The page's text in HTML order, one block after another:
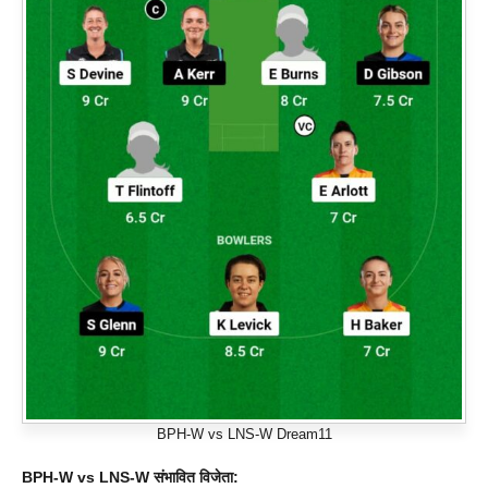
BPH-W vs LNS-W Dream11
BPH-W vs LNS-Wसंभावित विजेता: